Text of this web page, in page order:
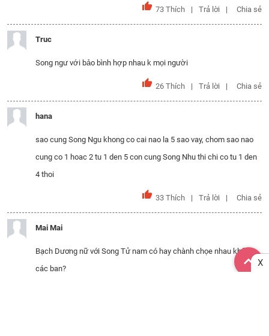
73 Thích Trả lời Chia sẻ
Truc
Song ngư với bảo bình hợp nhau k mọi người
26 Thích Trả lời Chia sẻ
hana
sao cung Song Ngu khong co cai nao la 5 sao vay, chom sao nao
cung co 1 hoac 2 tu 1 den 5 con cung Song Nhu thi chi co tu 1 den
4 thoi
33 Thích Trả lời Chia sẻ
Mai Mai
Bạch Dương nữ với Song Tử nam có hay chành chọe nhau không
các bạn?
X